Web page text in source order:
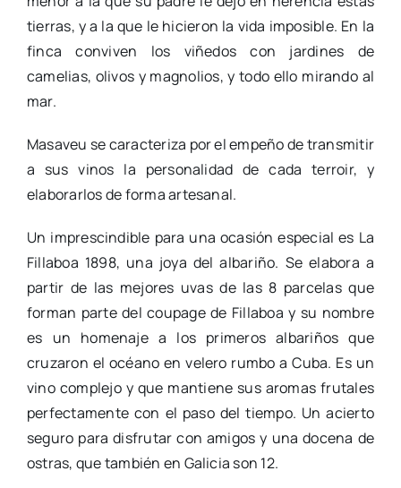
tierras, y a la que le hicieron la vida imposible. En la
finca conviven los viñedos con jardines de
camelias, olivos y magnolios, y todo ello mirando al
mar.
Masaveu se caracteriza por el empeño de transmitir
a sus vinos la personalidad de cada terroir, y
elaborarlos de forma artesanal.
Un imprescindible para una ocasión especial es La
Fillaboa 1898, una joya del albariño. Se elabora a
partir de las mejores uvas de las 8 parcelas que
forman parte del coupage de Fillaboa y su nombre
es un homenaje a los primeros albariños que
cruzaron el océano en velero rumbo a Cuba. Es un
vino complejo y que mantiene sus aromas frutales
perfectamente con el paso del tiempo. Un acierto
seguro para disfrutar con amigos y una docena de
ostras, que también en Galicia son 12.